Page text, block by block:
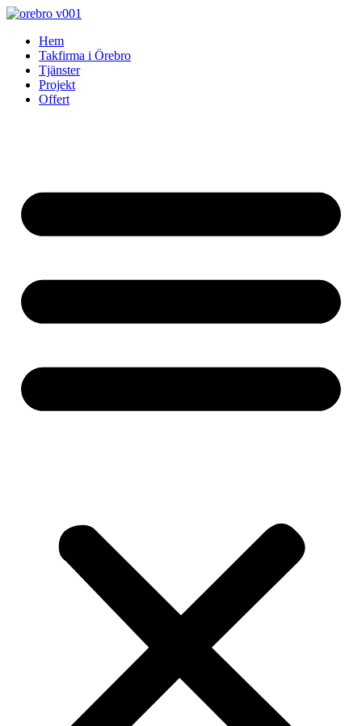
Skip
contentHem
Takfirma i Örebro
Tjänster
Projekt
Offert